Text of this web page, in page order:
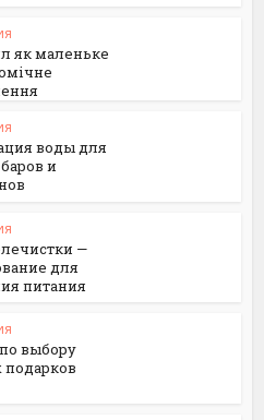
як маленьке
воды для
и
—
для
питания
выбору
подарков